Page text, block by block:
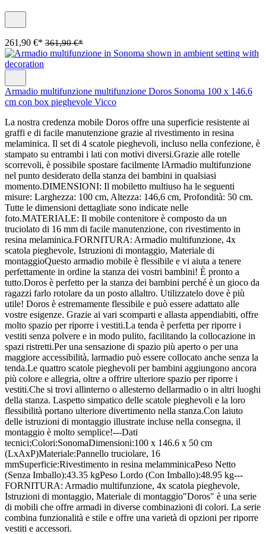
261,90 €* 361,90 €*
Armadio multifunzione multifunzione Doros Sonoma 100 x 146.6
cm con box pieghevole Vicco
La nostra credenza mobile Doros offre una superficie resistente ai
graffi e di facile manutenzione grazie al rivestimento in resina
melaminica. Il set di 4 scatole pieghevoli, incluso nella confezione, è
stampato su entrambi i lati con motivi diversi.Grazie alle rotelle
scorrevoli, è possibile spostare facilmente lArmadio multifunzione
nel punto desiderato della stanza dei bambini in qualsiasi
momento.DIMENSIONI: Il mobiletto multiuso ha le seguenti
misure: Larghezza: 100 cm, Altezza: 146,6 cm, Profondità: 50 cm.
Tutte le dimensioni dettagliate sono indicate nelle
foto.MATERIALE: Il mobile contenitore è composto da un
truciolato di 16 mm di facile manutenzione, con rivestimento in
resina melaminica.FORNITURA: Armadio multifunzione, 4x
scatola pieghevole, Istruzioni di montaggio, Materiale di
montaggioQuesto armadio mobile è flessibile e vi aiuta a tenere
perfettamente in ordine la stanza dei vostri bambini! È pronto a
tutto.Doros è perfetto per la stanza dei bambini perché è un gioco da
ragazzi farlo rotolare da un posto allaltro. Utilizzatelo dove è più
utile! Doros è estremamente flessibile e può essere adattato alle
vostre esigenze. Grazie ai vari scomparti e allasta appendiabiti, offre
molto spazio per riporre i vestiti.La tenda è perfetta per riporre i
vestiti senza polvere e in modo pulito, facilitando la collocazione in
spazi ristretti.Per una sensazione di spazio più aperto o per una
maggiore accessibilità, larmadio può essere collocato anche senza la
tenda.Le quattro scatole pieghevoli per bambini aggiungono ancora
più colore e allegria, oltre a offrire ulteriore spazio per riporre i
vestiti.Che si trovi allinterno o allesterno dellarmadio o in altri luoghi
della stanza. Laspetto simpatico delle scatole pieghevoli e la loro
flessibilità portano ulteriore divertimento nella stanza.Con laiuto
delle istruzioni di montaggio illustrate incluse nella consegna, il
montaggio è molto semplice!---Dati
tecnici:Colori:SonomaDimensioni:100 x 146.6 x 50 cm
(LxAxP)Materiale:Pannello truciolare, 16
mmSuperficie:Rivestimento in resina melamminicaPeso Netto
(Senza Imballo):43.35 kgPeso Lordo (Con Imballo):48.95 kg---
FORNITURA: Armadio multifunzione, 4x scatola pieghevole,
Istruzioni di montaggio, Materiale di montaggio"Doros" è una serie
di mobili che offre armadi in diverse combinazioni di colori. La serie
combina funzionalità e stile e offre una varietà di opzioni per riporre
vestiti e accessori.